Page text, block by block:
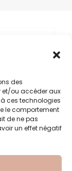
des
et/ou accéder aux
ces technologies
le comportement
de ne pas
un effet négatif
des